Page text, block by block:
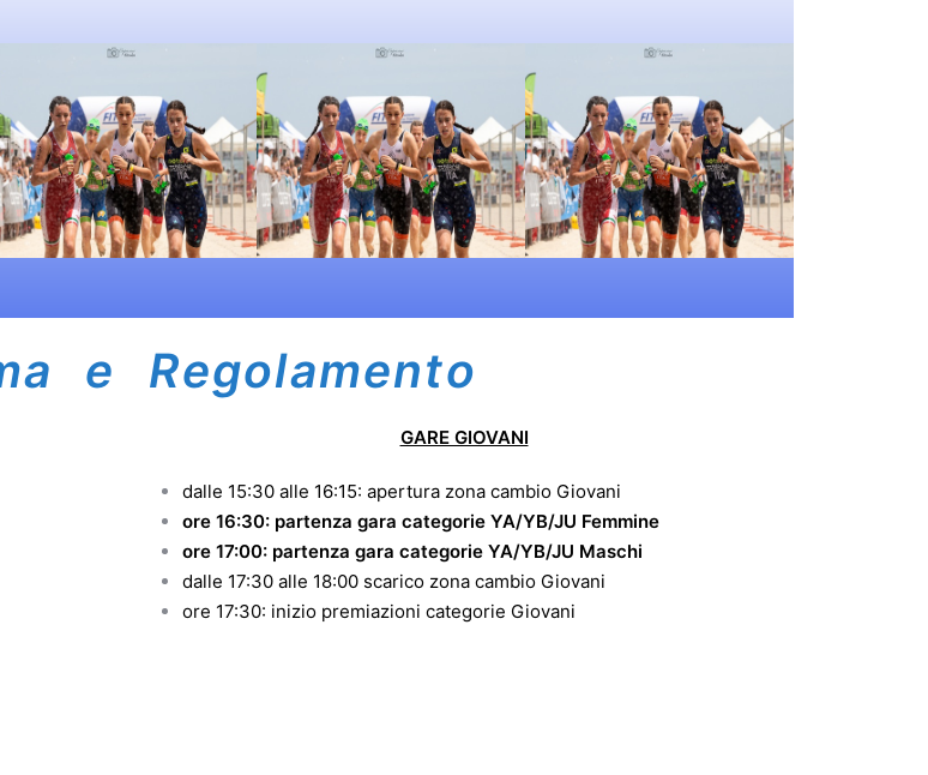
e Regolamento
F
GARE GIOVANI
dalle 15:30 alle 16:15: apertura zona cambio Giovani
ore 16:30: partenza gara categorie YA/YB/JU Femmine
ore 17:00: partenza gara categorie YA/YB/JU Maschi
dalle 17:30 alle 18:00 scarico zona cambio Giovani
ore 17:30: inizio premiazioni categorie Giovani